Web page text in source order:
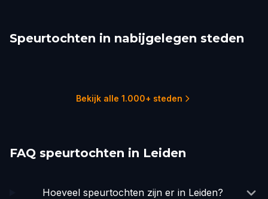
Speurtochten in nabijgelegen steden
The Hague Delft
Bekijk alle 1.000+ steden
FAQ speurtochten in Leiden
Hoeveel speurtochten zijn er in Leiden?